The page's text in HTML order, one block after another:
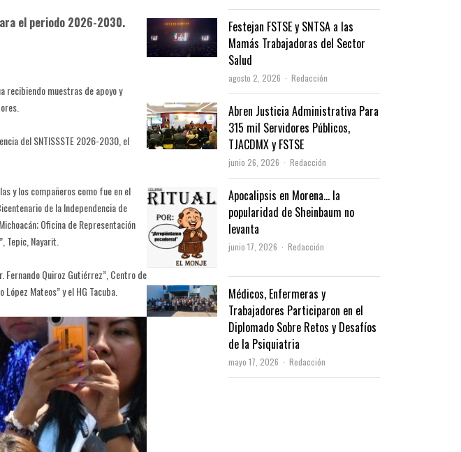
el periodo 2026-2030.
recibiendo muestras de apoyo y
del SNTISSSTE 2026-2030, el
y los compañeros como fue en el
de la Independencia de
Oficina de Representación
Tepic, Nayarit.
Fernando Quiroz Gutiérrez”, Centro de
Mateos” y el HG Tacuba.
Festejan FSTSE y SNTSA a las
Mamás Trabajadoras del Sector
Salud
agosto 2, 2026 Author
Redacción
Abren Justicia Administrativa Para
315 mil Servidores Públicos,
TJACDMX y FSTSE
junio 26, 2026 Author
Redacción
Apocalipsis en Morena… la
popularidad de Sheinbaum no
levanta
junio 17, 2026 Author
Redacción
Médicos, Enfermeras y
Trabajadores Participaron en el
Diplomado Sobre Retos y Desafíos
de la Psiquiatria
mayo 17, 2026 Author
Redacción